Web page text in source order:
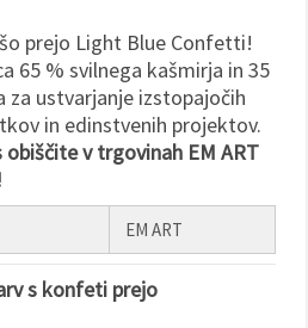
prejo Light Blue Confetti!
65 % svilnega kašmirja in 35
za ustvarjanje izstopajočih
in edinstvenih projektov.
v trgovinah EM ART
EM ART
s konfeti prejo